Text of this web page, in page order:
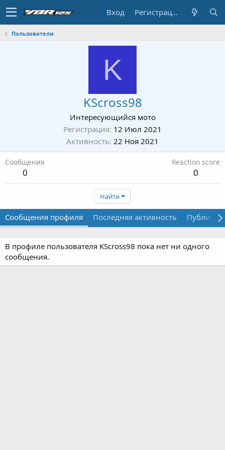
Вход Регистрация
Пользователи
K
KScross98
Интересующийся мото
Регистрация 12 Июл 2021
Активность 22 Ноя 2021
Сообщения
0
Reaction score
0
Найти
Сообщения профиля Последняя активность
В профиле пользователя KScross98 пока нет ни одного
сообщения.